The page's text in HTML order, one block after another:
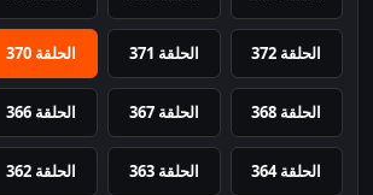
الحلقة 372 الحلقة 371 الحلقة 370
الحلقة 368 الحلقة 367 الحلقة 366
الحلقة 364 الحلقة 363 الحلقة 362